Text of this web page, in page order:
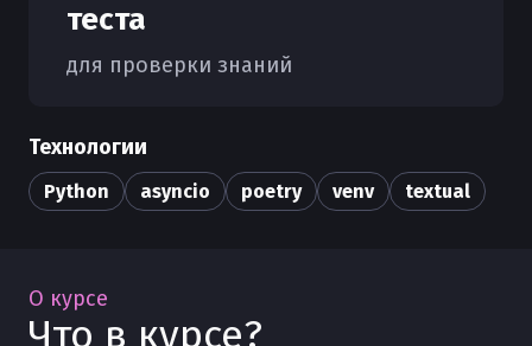
теста
для проверки знаний
Технологии
Python asyncio poetry venv textual
О курсе
Что в курсе?